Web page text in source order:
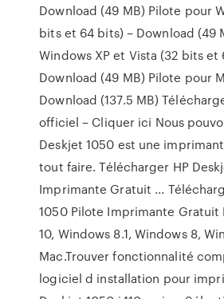
Download (49 MB) Pilote pour
bits et 64 bits) – Download (49
Windows XP et Vista (32 bits et
Download (49 MB) Pilote pour
Download (137.5 MB)
officiel – Cliquer ici Nous
Deskjet 1050 est une
tout faire. Télécharger HP
Imprimante Gratuit ...
1050 Pilote Imprimante Gratuit
10, Windows 8.1, Windows 8,
Mac.Trouver fonctionnalité
logiciel d installation pour